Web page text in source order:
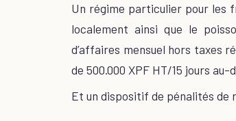
Un régime particulier pour
localement ainsi que le
d’affaires mensuel hors taxes
de 500.000 XPF HT/15 jours au-
Et un dispositif de pénalités de